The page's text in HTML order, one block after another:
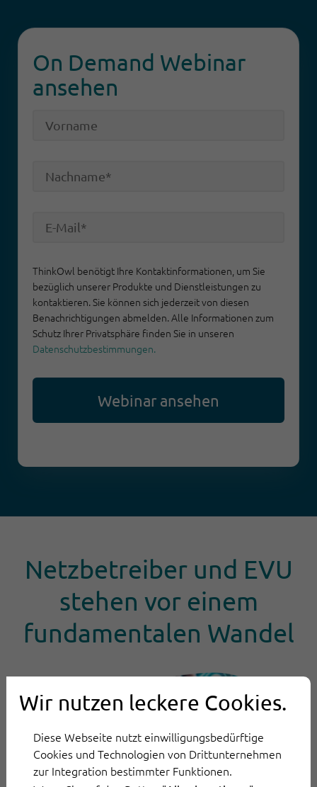
Wir nutzen leckere Cookies.
Diese Webseite nutzt einwilligungsbedürftige
Cookies und Technologien von Drittunternehmen
zur Integration bestimmter Funktionen.
On Demand Webinar
ansehen
ThinkOwl benötigt Ihre Kontaktinformationen, um Sie
bezüglich unserer Produkte und Dienstleistungen zu
kontaktieren. Sie können sich jederzeit von diesen
Benachrichtigungen abmelden. Alle Informationen zum
Schutz Ihrer Privatsphäre finden Sie in unseren
Datenschutzbestimmungen.
Netzbetreiber und EVU
stehen vor einem
fundamentalen Wandel